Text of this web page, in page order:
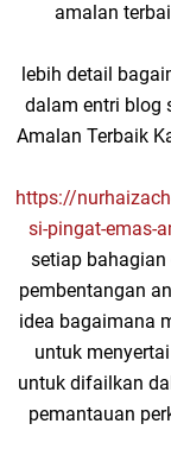
amalan
lebih detail
dalam entri blog
Amalan Terbaik
https://
si-pingat-emas-
setiap
pembentangan
idea bagaimana
untuk
untuk difailkan
pemantauan